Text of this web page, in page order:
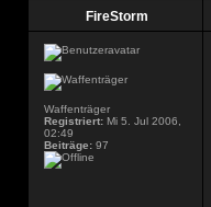
FireStorm
Waffenträger
Registriert: Mi 5. Jul 2006,
02:49
Beiträge: 97